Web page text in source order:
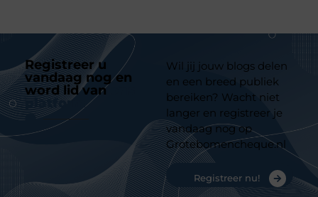
Registreer u
vandaag nog en
word lid van
platform
Wil jij jouw blogs delen
en een breed publiek
bereiken? Wacht niet
langer en registreer je
vandaag nog op
Grotebomencheque.nl
Registreer nu!